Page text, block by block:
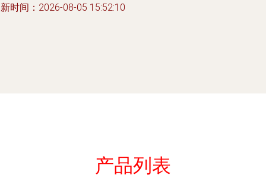
时间：2026-08-05 15:52:10
产品列表